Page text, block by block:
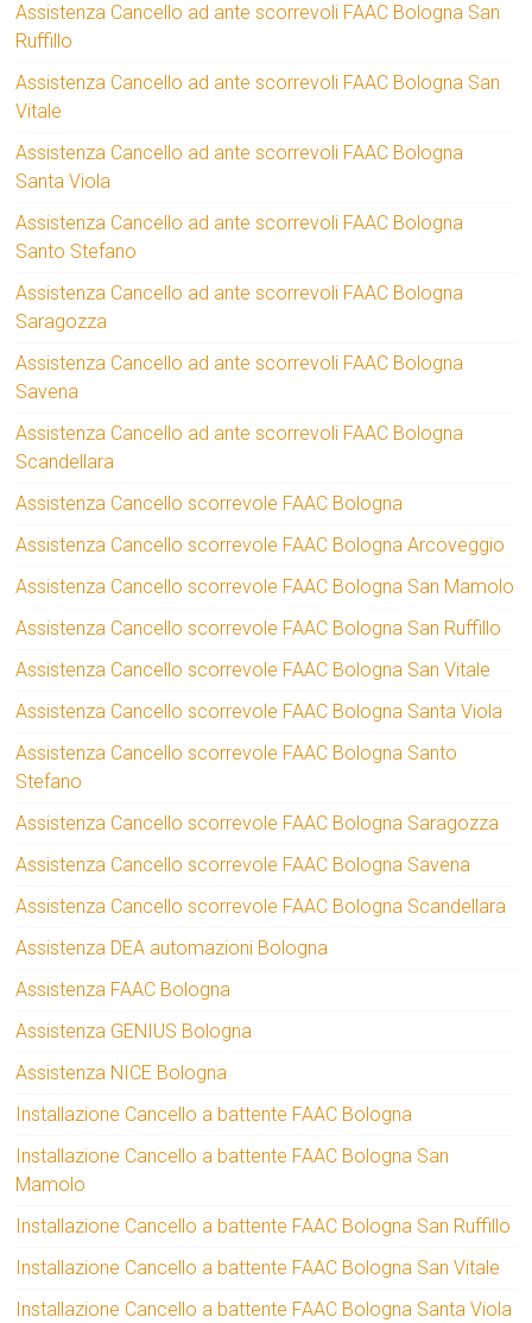
Assistenza Cancello ad ante scorrevoli FAAC Bologna San
Ruffillo
Assistenza Cancello ad ante scorrevoli FAAC Bologna San
Vitale
Assistenza Cancello ad ante scorrevoli FAAC Bologna
Santa Viola
Assistenza Cancello ad ante scorrevoli FAAC Bologna
Santo Stefano
Assistenza Cancello ad ante scorrevoli FAAC Bologna
Saragozza
Assistenza Cancello ad ante scorrevoli FAAC Bologna
Savena
Assistenza Cancello ad ante scorrevoli FAAC Bologna
Scandellara
Assistenza Cancello scorrevole FAAC Bologna
Assistenza Cancello scorrevole FAAC Bologna Arcoveggio
Assistenza Cancello scorrevole FAAC Bologna San Mamolo
Assistenza Cancello scorrevole FAAC Bologna San Ruffillo
Assistenza Cancello scorrevole FAAC Bologna San Vitale
Assistenza Cancello scorrevole FAAC Bologna Santa Viola
Assistenza Cancello scorrevole FAAC Bologna Santo
Stefano
Assistenza Cancello scorrevole FAAC Bologna Saragozza
Assistenza Cancello scorrevole FAAC Bologna Savena
Assistenza Cancello scorrevole FAAC Bologna Scandellara
Assistenza DEA automazioni Bologna
Assistenza FAAC Bologna
Assistenza GENIUS Bologna
Assistenza NICE Bologna
Installazione Cancello a battente FAAC Bologna
Installazione Cancello a battente FAAC Bologna San
Mamolo
Installazione Cancello a battente FAAC Bologna San Ruffillo
Installazione Cancello a battente FAAC Bologna San Vitale
Installazione Cancello a battente FAAC Bologna Santa Viola